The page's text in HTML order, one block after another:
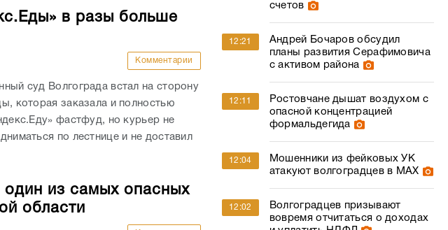
в разы больше
Комментарии
суд Волгограда встал на сторону
которая заказала и полностью
фастфуд, но курьер не
по лестнице и не доставил
один из самых опасных
области
счетов
12:21
Андрей Бочаров обсудил
планы развития Серафимовича
с активом района
12:11
Ростовчане дышат воздухом с
опасной концентрацией
формальдегида
12:04
Мошенники из фейковых УК
атакуют волгоградцев в МАХ
12:02
Волгоградцев призывают
вовремя отчитаться о доходах